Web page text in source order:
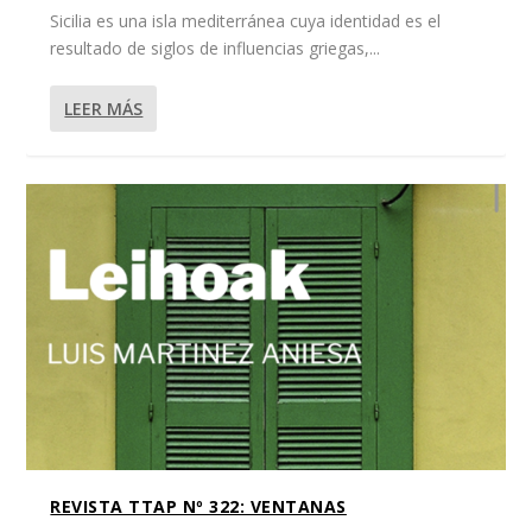
Sicilia es una isla mediterránea cuya identidad es el
resultado de siglos de influencias griegas,...
LEER MÁS
REVISTA TTAP Nº 322: VENTANAS